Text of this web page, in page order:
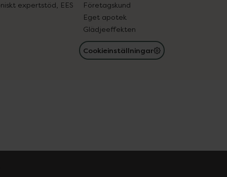
expertstöd, EES
Företagskund
Eget apotek
Glädjeeffekten
Cookieinställningar